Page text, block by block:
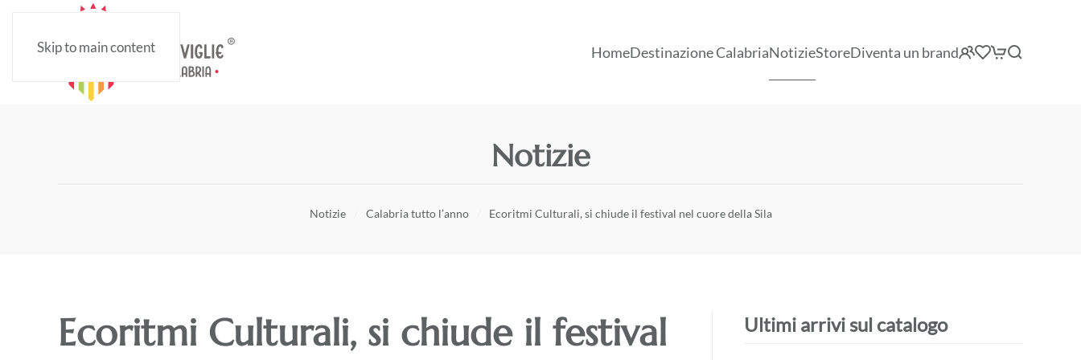
Skip to main content HomeDestinazione CalabriaNotizieStoreDiventa un brand
Notizie
Notizie Calabria tutto l’anno Ecoritmi Culturali, si chiude il festival nel cuore della Sila
Ecoritmi Culturali, si chiude il festival
Ultimi arrivi sul catalogo